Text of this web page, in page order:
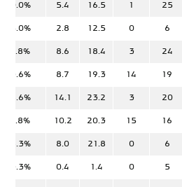
25
1
16.5
5.4
40.0%
6
0
12.5
2.8
25.0%
24
3
18.4
8.6
51.8%
19
14
19.3
8.7
53.6%
20
3
23.2
14.1
68.6%
16
15
20.3
10.2
61.8%
6
0
21.8
8.0
58.3%
5
0
1.4
0.4
33.3%